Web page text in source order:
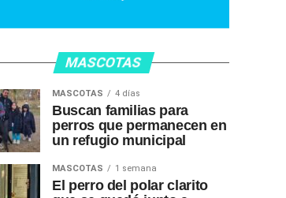
MASCOTAS
MASCOTAS 4 días
Buscan familias para
perros que permanecen en
un refugio municipal
MASCOTAS 1 semana
El perro del polar clarito